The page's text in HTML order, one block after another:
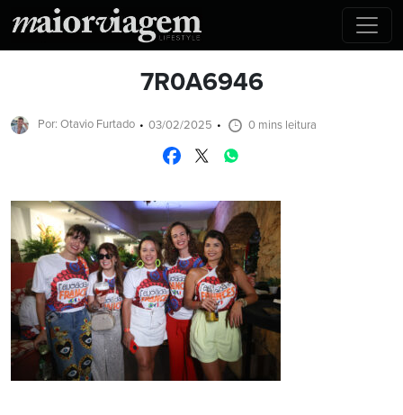
7R0A6946
Por: Otavio Furtado 03/02/2025 0 mins leitura